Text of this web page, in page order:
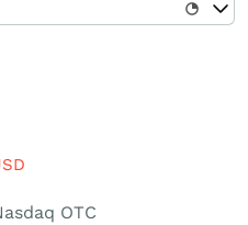
OTC